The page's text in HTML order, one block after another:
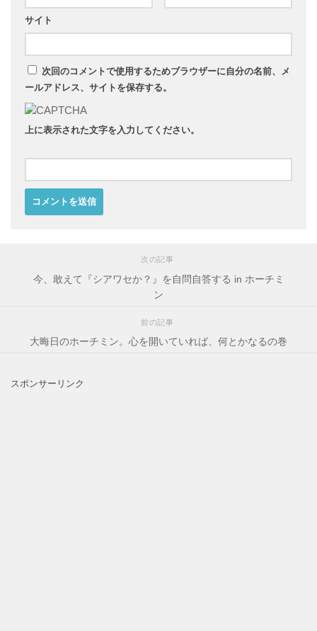
サイト
次回のコメントで使用するためブラウザーに自分の名前、メ
ールアドレス、サイトを保存する。
上に表示された文字を入力してください。
次の記事
今、敢えて『シアワセか？』を自問自答する in ホーチミ
ン
前の記事
大晦日のホーチミン。心を開いていれば、何とかなるの巻
スポンサーリンク